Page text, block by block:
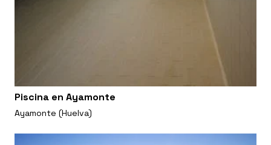
Piscina en Ayamonte
Ayamonte (Huelva)